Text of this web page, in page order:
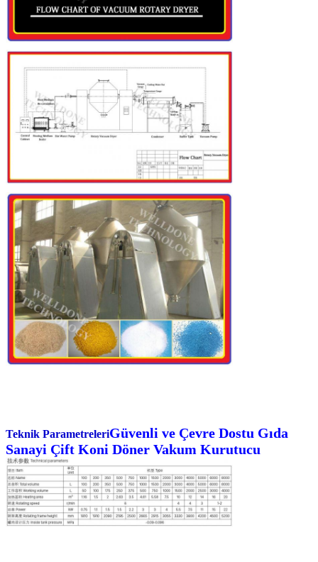
Teknik ParametreleriGüvenli ve Çevre Dostu Gıda
Sanayi Çift Koni Döner Vakum Kurutucu